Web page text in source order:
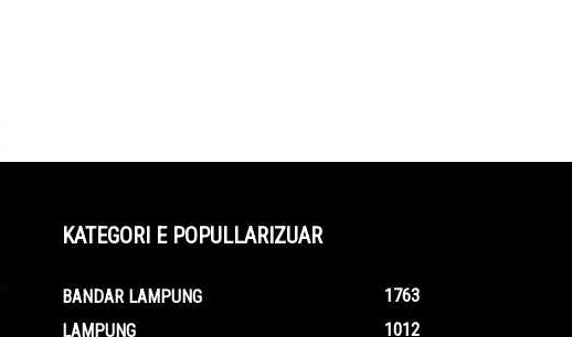
KATEGORI E POPULLARIZUAR
BANDAR LAMPUNG
1763
LAMPUNG
1012